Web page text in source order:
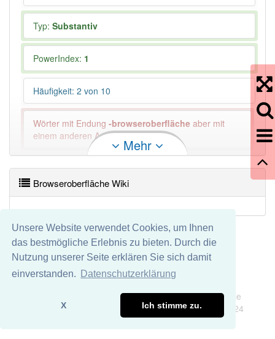
Unsere Website verwendet Cookies, um Ihnen
das bestmögliche Erlebnis zu bieten. Durch die
Nutzung unserer Seite erklären Sie sich damit
einverstanden.
Datenschutzerklärung
X Ich stimme zu.
Typ: Substantiv
PowerIndex: 1
Häufigkeit: 2 von 10
Wörter mit Endung -browseroberfläche aber mit
einem anderen Artikel: -1
82% unserer Spielapp-Nutzer haben den Artikel
korrekt erraten.
Mehr
Browseroberfläche Wiki
Wir übernehmen keine Garantie und keine Haftung für die
Richtigkeit und Vollständigkeit dieser Seite. DDDEasy 2024